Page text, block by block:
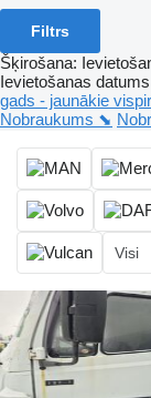
Filtrs
Šķirošana:
Ievietošanas datums
gads - jaunākie
Nobraukums ⬊
Visi